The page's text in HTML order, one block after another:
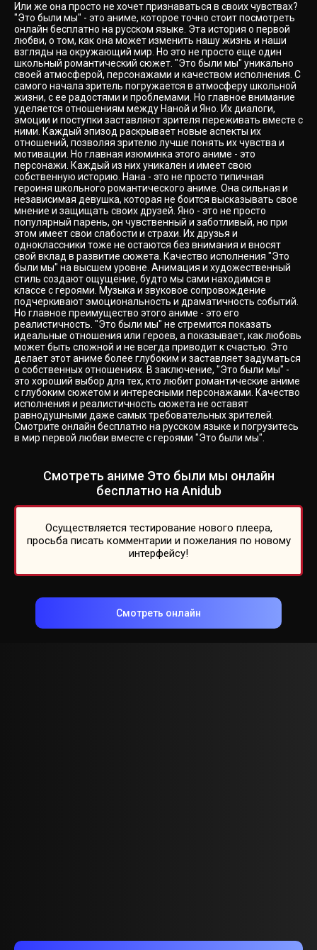
Или же она просто не хочет признаваться в своих чувствах?
"Это были мы" - это аниме, которое точно стоит посмотреть
онлайн бесплатно на русском языке. Эта история о первой
любви, о том, как она может изменить нашу жизнь и наши
взгляды на окружающий мир. Но это не просто еще один
школьный романтический сюжет. "Это были мы" уникально
своей атмосферой, персонажами и качеством исполнения. С
самого начала зритель погружается в атмосферу школьной
жизни, с ее радостями и проблемами. Но главное внимание
уделяется отношениям между Наной и Яно. Их диалоги,
эмоции и поступки заставляют зрителя переживать вместе с
ними. Каждый эпизод раскрывает новые аспекты их
отношений, позволяя зрителю лучше понять их чувства и
мотивации. Но главная изюминка этого аниме - это
персонажи. Каждый из них уникален и имеет свою
собственную историю. Нана - это не просто типичная
героиня школьного романтического аниме. Она сильная и
независимая девушка, которая не боится высказывать свое
мнение и защищать своих друзей. Яно - это не просто
популярный парень, он чувственный и заботливый, но при
этом имеет свои слабости и страхи. Их друзья и
одноклассники тоже не остаются без внимания и вносят
свой вклад в развитие сюжета. Качество исполнения "Это
были мы" на высшем уровне. Анимация и художественный
стиль создают ощущение, будто мы сами находимся в
классе с героями. Музыка и звуковое сопровождение
подчеркивают эмоциональность и драматичность событий.
Но главное преимущество этого аниме - это его
реалистичность. "Это были мы" не стремится показать
идеальные отношения или героев, а показывает, как любовь
может быть сложной и не всегда приводит к счастью. Это
делает этот аниме более глубоким и заставляет задуматься
о собственных отношениях. В заключение, "Это были мы" -
это хороший выбор для тех, кто любит романтические аниме
с глубоким сюжетом и интересными персонажами. Качество
исполнения и реалистичность сюжета не оставят
равнодушными даже самых требовательных зрителей.
Смотрите онлайн бесплатно на русском языке и погрузитесь
в мир первой любви вместе с героями "Это были мы".
Смотреть аниме Это были мы онлайн
бесплатно на Anidub
Осуществляется тестирование нового плеера,
просьба писать комментарии и пожелания по новому
интерфейсу!
Смотреть онлайн